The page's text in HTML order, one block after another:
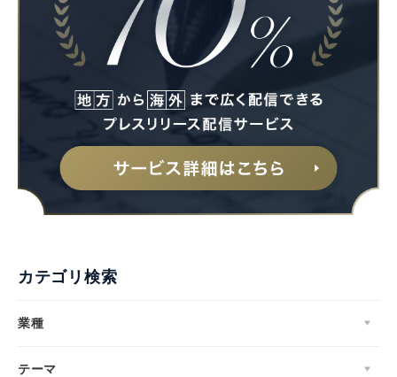
カテゴリ検索
業種
テーマ